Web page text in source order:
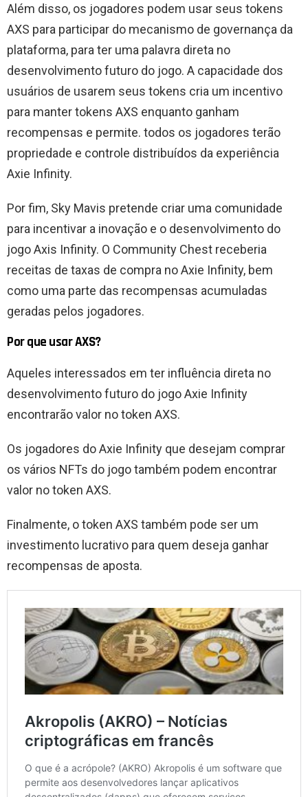
Além disso, os jogadores podem usar seus tokens
AXS para participar do mecanismo de governança da
plataforma, para ter uma palavra direta no
desenvolvimento futuro do jogo. A capacidade dos
usuários de usarem seus tokens cria um incentivo
para manter tokens AXS enquanto ganham
recompensas e permite. todos os jogadores terão
propriedade e controle distribuídos da experiência
Axie Infinity.
Por fim, Sky Mavis pretende criar uma comunidade
para incentivar a inovação e o desenvolvimento do
jogo Axis Infinity. O Community Chest receberia
receitas de taxas de compra no Axie Infinity, bem
como uma parte das recompensas acumuladas
geradas pelos jogadores.
Por que usar AXS?
Aqueles interessados ​​em ter influência direta no
desenvolvimento futuro do jogo Axie Infinity
encontrarão valor no token AXS.
Os jogadores do Axie Infinity que desejam comprar
os vários NFTs do jogo também podem encontrar
valor no token AXS.
Finalmente, o token AXS também pode ser um
investimento lucrativo para quem deseja ganhar
recompensas de aposta.